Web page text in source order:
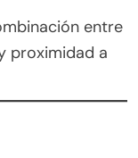
entre
proximidad a